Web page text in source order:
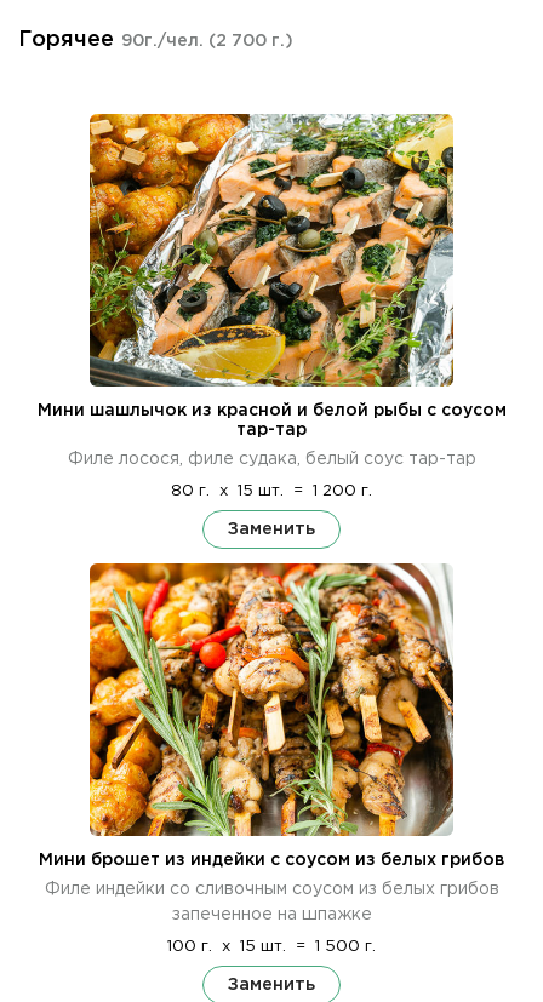
Горячее 90г./чел. (2 700 г.)
Мини шашлычок из красной и белой рыбы с соусом
тар-тар
Филе лосося, филе судака, белый соус тар-тар
80 г. x 15 шт. = 1 200 г.
Заменить
Мини брошет из индейки с соусом из белых грибов
Филе индейки со сливочным соусом из белых грибов
запеченное на шпажке
100 г. x 15 шт. = 1 500 г.
Заменить